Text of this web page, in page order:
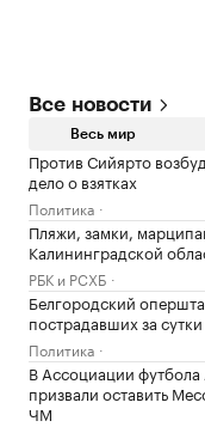
Все новости
Весь мир
Против Сийярто
дело о взятках
Политика
Пляжи, замки,
Калининградской
РБК и РСХБ
Белгородский
пострадавших за
Политика
В Ассоциации
призвали оставить
ЧМ